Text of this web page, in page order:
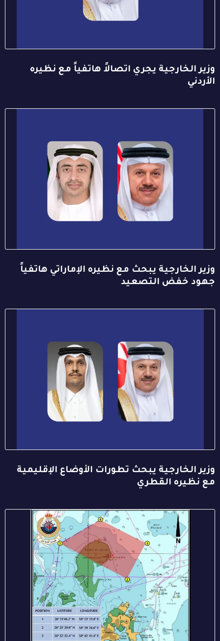
وزير الخارجية يجري اتصالاً هاتفياً مع نظيره
الأردني
وزير الخارجية يبحث مع نظيره الإماراتي هاتفياً
جهود خفض التصعيد
وزير الخارجية يبحث تطورات الأوضاع الإقليمية
مع نظيره القطري